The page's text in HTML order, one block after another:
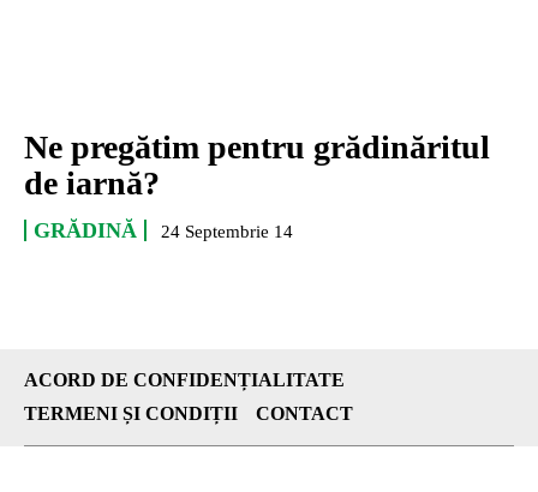
Ne pregătim pentru grădinăritul
de iarnă?
GRĂDINĂ 24 Septembrie 14
ACORD DE CONFIDENȚIALITATE
TERMENI ȘI CONDIȚII
CONTACT